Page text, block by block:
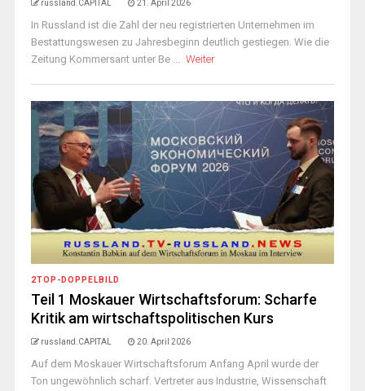
russland.CAPITAL 21. April 2026
In Russland ist die Zahl der neu registrierten Unternehmen im
Bestattungswesen zu Jahresbeginn deutlich gestiegen. Wie die
Zeitung Kommersant unter Be ... Weiter
2TOP-DOPPELBILD
Teil 1 Moskauer Wirtschaftsforum: Scharfe
Kritik am wirtschaftspolitischen Kurs
russland.CAPITAL 20. April 2026
Auf dem Moskauer Wirtschaftsforum Anfang April wurde der
Ton ungewöhnlich scharf. Vertreter aus Industrie, Wissenschaft